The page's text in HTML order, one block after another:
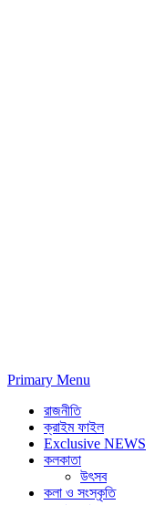
Primary Menu
রাজনীতি
ক্রাইম ফাইল
Exclusive NEWS
কলকাতা
উৎসব
কলা ও সংস্কৃতি